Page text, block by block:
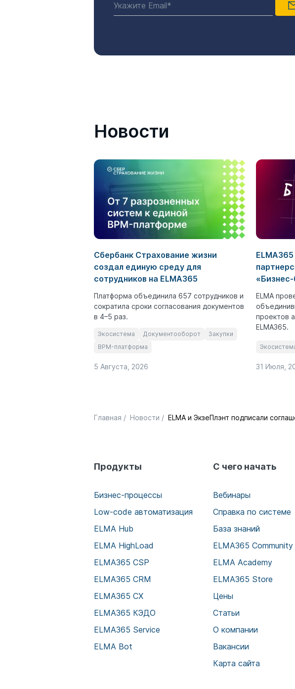
Новости
Сбербанк Страхование жизни
создал единую среду для
сотрудников на ELMA365
Платформа объединила 657 сотрудников и
сократила сроки согласования документов
в 4–5 раз.
Экосистема Документооборот
Закупки
BPM-платформа
5 Августа, 2026
«Бизнес-
ELMA
проектов
ELMA365.
31 Июля,
Главная / Новости / ELMA и ЭкзеПлэнт подписали
Продукты
Бизнес-процессы
Low-code автоматизация
ELMA Hub
ELMA HighLoad
ELMA365 CSP
ELMA365 CRM
ELMA365 CX
ELMA365 КЭДО
ELMA365 Service
ELMA Bot
С чего начать
Вебинары
Справка по системе
База знаний
ELMA365 Community
ELMA Academy
ELMA365 Store
Цены
Статьи
О компании
Вакансии
Карта сайта